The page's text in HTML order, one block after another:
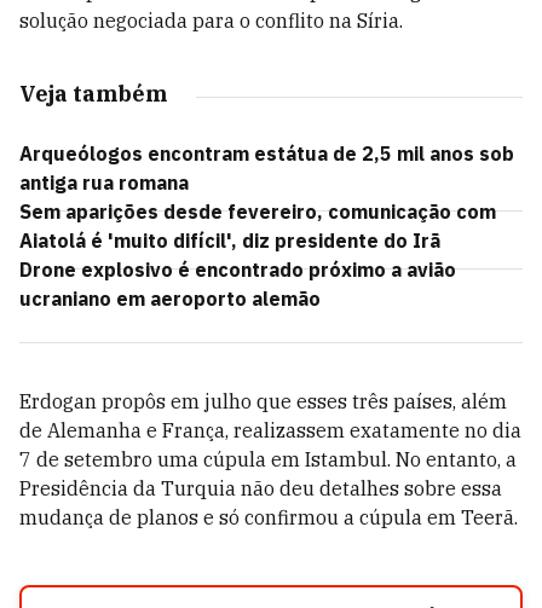
solução negociada para o conflito na Síria.
Veja também
Arqueólogos encontram estátua de 2,5 mil anos sob
antiga rua romana
Sem aparições desde fevereiro, comunicação com
Aiatolá é 'muito difícil', diz presidente do Irã
Drone explosivo é encontrado próximo a avião
ucraniano em aeroporto alemão
Erdogan propôs em julho que esses três países, além
de Alemanha e França, realizassem exatamente no dia
7 de setembro uma cúpula em Istambul. No entanto, a
Presidência da Turquia não deu detalhes sobre essa
mudança de planos e só confirmou a cúpula em Teerã.